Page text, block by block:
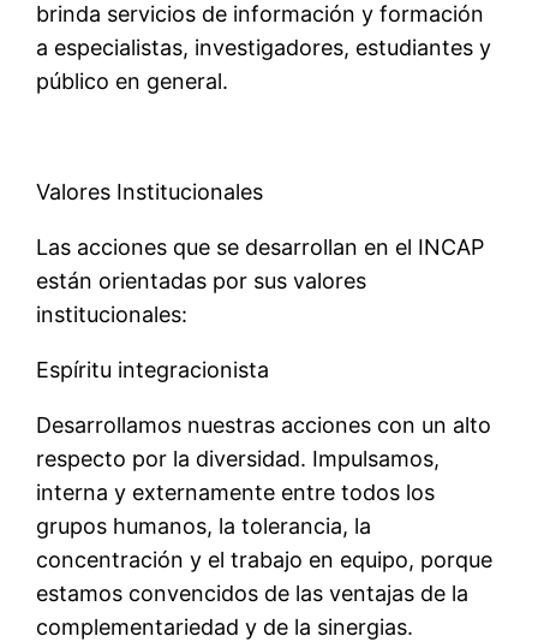
brinda servicios de información y formación
a especialistas, investigadores, estudiantes y
público en general.
Valores Institucionales
Las acciones que se desarrollan en el INCAP
están orientadas por sus valores
institucionales:
Espíritu integracionista
Desarrollamos nuestras acciones con un alto
respecto por la diversidad. Impulsamos,
interna y externamente entre todos los
grupos humanos, la tolerancia, la
concentración y el trabajo en equipo, porque
estamos convencidos de las ventajas de la
complementariedad y de la sinergias.